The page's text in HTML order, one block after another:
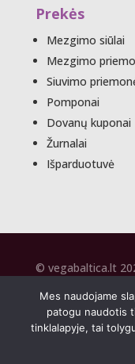
Prekės
Mezgimo siūlai
Mezgimo
Siuvimo
Pomponai
Dovanų kuponai
Žurnalai
Išparduotuvė
© vegabaltica.lt
SEO –
Seospecai.lt
Mes naudojame
patogu naudotis
tinklalapyje, tai